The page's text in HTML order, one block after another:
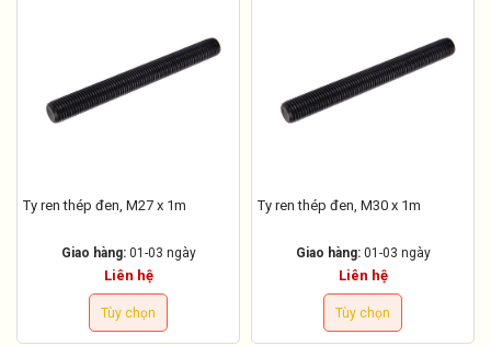
Ty ren thép đen, M27 x 1m
Giao hàng: 01-03 ngày
Liên hệ
Tùy chọn
Ty ren thép đen, M30 x 1m
Giao hàng: 01-03 ngày
Liên hệ
Tùy chọn